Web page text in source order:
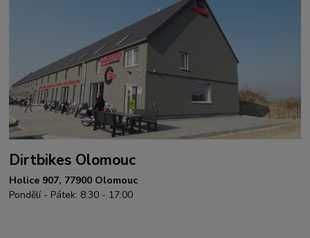
Dirtbikes Olomouc
Holice 907, 77900 Olomouc
Pondělí - Pátek: 8:30 - 17:00